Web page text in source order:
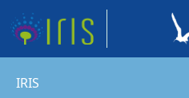
IRIS